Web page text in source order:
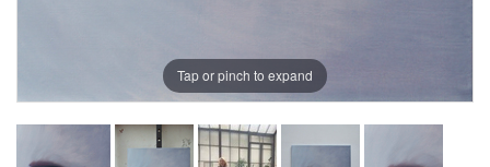
Tap or pinch to expand